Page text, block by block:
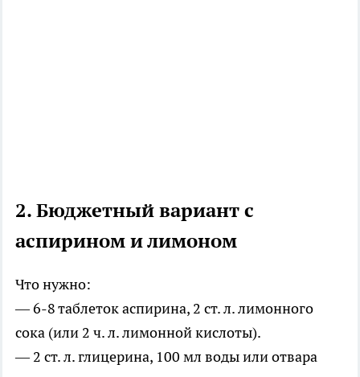
2. Бюджетный вариант с
аспирином и лимоном
Что нужно:
— 6-8 таблеток аспирина, 2 ст. л. лимонного
сока (или 2 ч. л. лимонной кислоты).
— 2 ст. л. глицерина, 100 мл воды или отвара